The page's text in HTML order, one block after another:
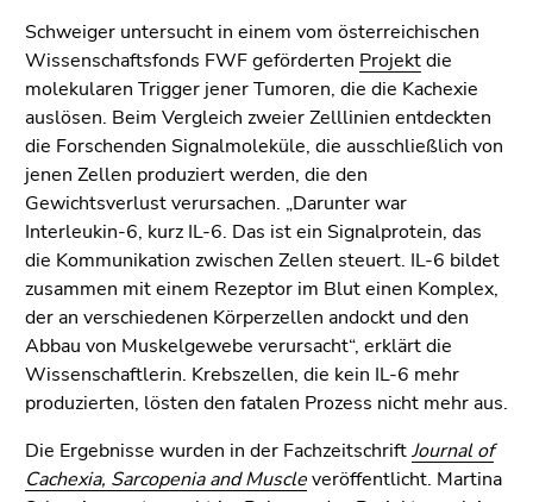
Schweiger untersucht in einem vom österreichischen
Wissenschaftsfonds FWF geförderten Projektdie
molekularen Trigger jener Tumoren, die die Kachexie
auslösen. Beim Vergleich zweier Zelllinien entdeckten
die Forschenden Signalmoleküle, die ausschließlich von
jenen Zellen produziert werden, die den
Gewichtsverlust verursachen. „Darunter war
Interleukin-6, kurz IL-6. Das ist ein Signalprotein, das
die Kommunikation zwischen Zellen steuert. IL-6 bildet
zusammen mit einem Rezeptor im Blut einen Komplex,
der an verschiedenen Körperzellen andockt und den
Abbau von Muskelgewebe verursacht“, erklärt die
Wissenschaftlerin. Krebszellen, die kein IL-6 mehr
produzierten, lösten den fatalen Prozess nicht mehr aus.
Die Ergebnisse wurden in der FachzeitschriftJournal of
Cachexia, Sarcopenia and Muscleveröffentlicht. Martina